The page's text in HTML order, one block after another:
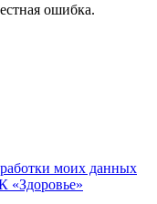
ошибка.
моих данных
«Здоровье»